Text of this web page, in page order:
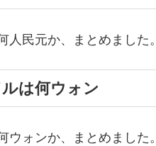
人民元か、まとめました。
は何ウォン
ウォンか、まとめました。